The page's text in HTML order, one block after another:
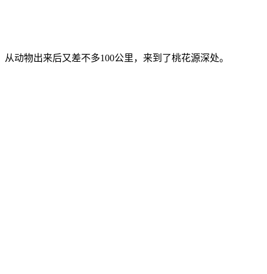
从动物出来后又差不多100公里，来到了桃花源深处。